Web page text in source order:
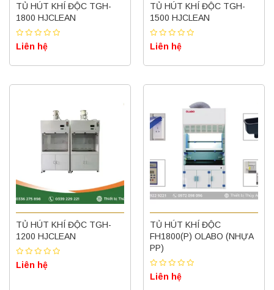
TỦ HÚT KHÍ ĐỘC TGH-
1800 HJCLEAN
Liên hệ
TỦ HÚT KHÍ ĐỘC TGH-
1500 HJCLEAN
Liên hệ
TỦ HÚT KHÍ ĐỘC TGH-
1200 HJCLEAN
Liên hệ
TỦ HÚT KHÍ ĐỘC
FH1800(P) OLABO (NHỰA
PP)
Liên hệ